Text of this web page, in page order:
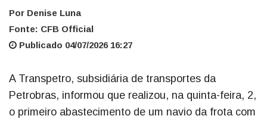
Por Denise Luna
Fonte: CFB Official
Publicado 04/07/2026 16:27
A Transpetro, subsidiária de transportes da
Petrobras, informou que realizou, na quinta-feira, 2,
o primeiro abastecimento de um navio da frota com